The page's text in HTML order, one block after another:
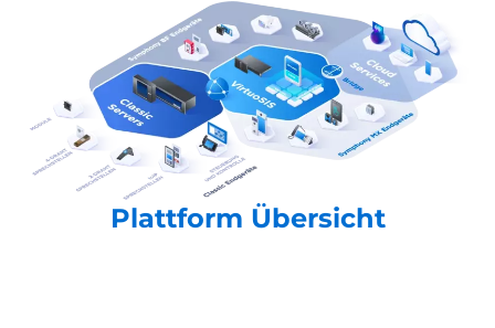
Plattform Übersicht